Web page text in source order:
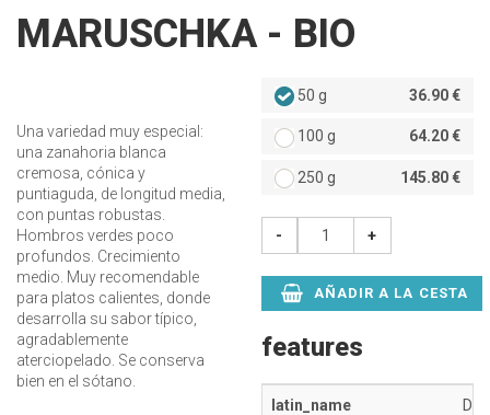
MARUSCHKA - BIO
Una variedad muy especial:
una zanahoria blanca
cremosa, cónica y
puntiaguda, de longitud media,
con puntas robustas.
Hombros verdes poco
profundos. Crecimiento
medio. Muy recomendable
para platos calientes, donde
desarrolla su sabor típico,
agradablemente
aterciopelado. Se conserva
bien en el sótano.
50 g 36.90 €
100 g 64.20 €
250 g 145.80 €
- +
AÑADIR A LA CESTA
features
latin_name